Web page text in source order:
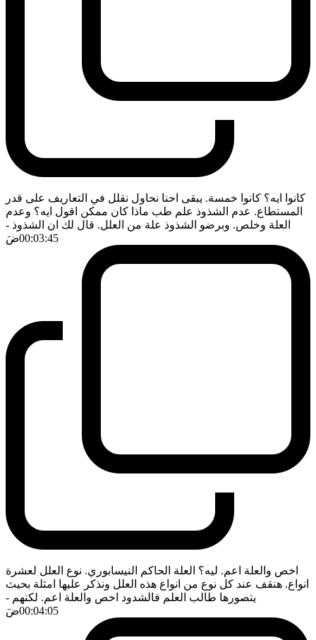
كانوا ايه؟ كانوا خمسة. يبقى احنا نحاول نقلل في التعاريف على قدر
المستطاع. عدم الشذوذ علم طب ماذا كان ممكن اقول ايه؟ وعدم
العلة وخلص. وبرضو الشذوذ علة من العلل. قال لك ان الشذوذ -
00:03:45ضَ
اخص والعلة اعم. ليه؟ العلة الحاكم النيسابوري. نوع العلل لعشرة
انواع. هنقف عند كل نوع من انواع هذه العلل ونذكر عليها امثلة بحيث
يتصورها طالب العلم فالشدود اخص والعلة اعم. لكنهم -
00:04:05ضَ